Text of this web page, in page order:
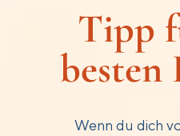
Tipp
besten
Wenn du dich